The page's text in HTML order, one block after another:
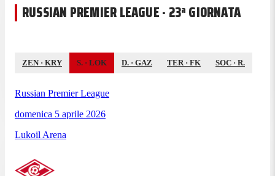
RUSSIAN PREMIER LEAGUE · 23ª GIORNATA
ZEN · KRY S. · LOK D. · GAZ TER· FK SOC · R.
Russian Premier League
domenica 5 aprile 2026
Lukoil Arena